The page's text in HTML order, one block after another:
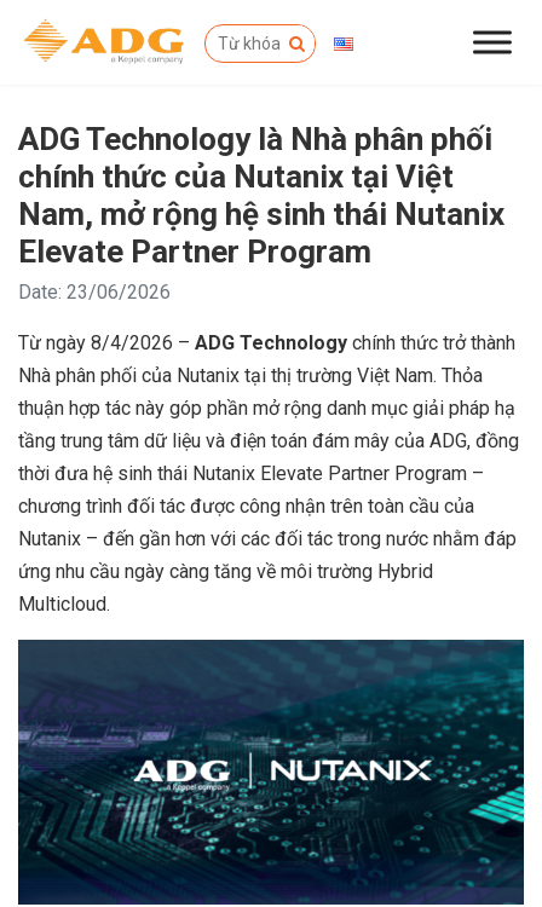
ADG Technology là Nhà phân phối
chính thức của Nutanix tại Việt
Nam, mở rộng hệ sinh thái Nutanix
Elevate Partner Program
Date: 23/06/2026
Từ ngày 8/4/2026 – ADG Technology chính thức trở thành
Nhà phân phối của Nutanix tại thị trường Việt Nam. Thỏa
thuận hợp tác này góp phần mở rộng danh mục giải pháp hạ
tầng trung tâm dữ liệu và điện toán đám mây của ADG, đồng
thời đưa hệ sinh thái Nutanix Elevate Partner Program –
chương trình đối tác được công nhận trên toàn cầu của
Nutanix – đến gần hơn với các đối tác trong nước nhằm đáp
ứng nhu cầu ngày càng tăng về môi trường Hybrid
Multicloud.